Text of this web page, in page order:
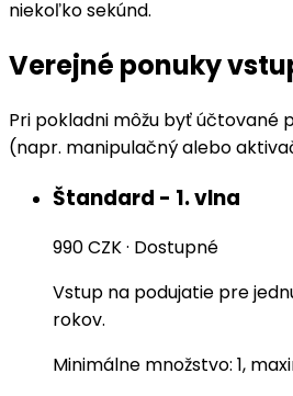
niekoľko sekúnd.
Verejné ponuky
Pri pokladni môžu byť účtované
(napr. manipulačný alebo
Štandard - 1. vlna
990 CZK· Dostupné
Vstup na podujatie pre
rokov.
Minimálne množstvo: 1,